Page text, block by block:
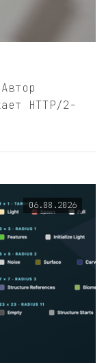
HTTP/2-
06.08.2026